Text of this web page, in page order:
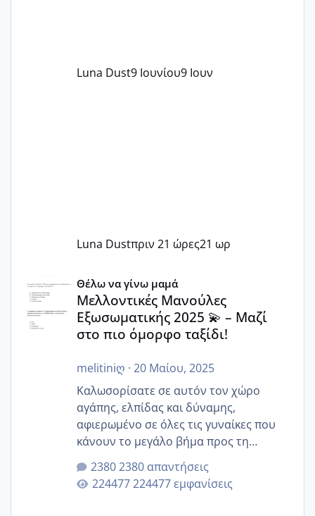
Luna Dust9 Ιουνίου9 Ιουν
Luna Dustπριν 21 ώρες21 ωρ
Μελλοντικές Μανούλες Εξωσωματικής 2025 💫 – Μαζί
Θέλω να γίνω μαμά
Μελλοντικές Μανούλες
Εξωσωματικής 2025 💫 – Μαζί
στο πιο όμορφο ταξίδι!
melitiniღ · 20 Μαίου, 2025
Καλωσορίσατε σε αυτόν τον χώρο
αγάπης, ελπίδας και δύναμης,
αφιερωμένο σε όλες τις γυναίκες που
κάνουν το μεγάλο βήμα προς τη
μητρότητα μέσω εξωσωματικής το 2025.
Εδώ θα μοιραστούμε αγωνίες, χαρές,
εμπειρίες και κάθε μικρή ή μεγάλη
2380 απαντήσεις
224477 εμφανίσεις